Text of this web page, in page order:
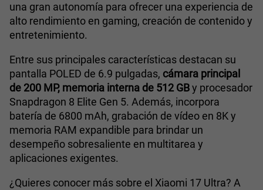
una gran autonomía para ofrecer una experiencia de
alto rendimiento en gaming, creación de contenido y
entretenimiento.
Entre sus principales características destacan su
pantalla POLED de 6.9 pulgadas, cámara principal
de 200 MP, memoria interna de 512 GBy procesador
Snapdragon 8 Elite Gen 5. Además, incorpora
batería de 6800 mAh, grabación de vídeo en 8K y
memoria RAM expandible para brindar un
desempeño sobresaliente en multitarea y
aplicaciones exigentes.
¿Quieres conocer más sobre el Xiaomi 17 Ultra? A